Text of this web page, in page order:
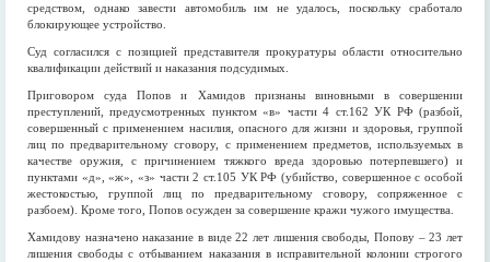
средством, однако завести автомобиль им не удалось, поскольку сработало
блокирующее устройство.
Суд согласился с позицией представителя прокуратуры области относительно
квалификации действий и наказания подсудимых.
Приговором суда Попов и Хамидов признаны виновными в совершении
преступлений, предусмотренных пунктом «в» части 4 ст.162 УК РФ (разбой,
совершенный с применением насилия, опасного для жизни и здоровья, группой
лиц по предварительному сговору, с применением предметов, используемых в
качестве оружия, с причинением тяжкого вреда здоровью потерпевшего) и
пунктами «д», «ж», «з» части 2 ст.105 УК РФ (убийство, совершенное с особой
жестокостью, группой лиц по предварительному сговору, сопряженное с
разбоем). Кроме того, Попов осужден за совершение кражи чужого имущества.
Хамидову назначено наказание в виде 22 лет лишения свободы, Попову – 23 лет
лишения свободы с отбыванием наказания в исправительной колонии строгого